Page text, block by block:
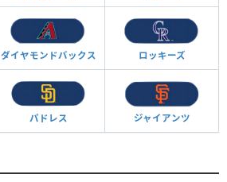
ダイヤモンドバックス ロッキーズ
パドレス ジャイアンツ